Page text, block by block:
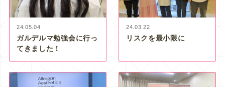
24.05.04
ガルデルマ勉強会に行っ
てきました！
24.03.22
リスクを最小限に